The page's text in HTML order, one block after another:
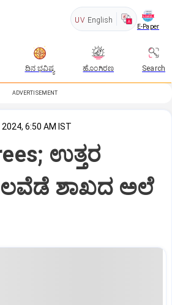
UV English
E-Paper
ದಿನ ಭವಿಷ್ಯ ಹೊಂಗಿರಣ Search
ADVERTISEMENT
2024, 6:50 AM IST
ಉತ್ತರ
ಶಾಖದ ಅಲೆ